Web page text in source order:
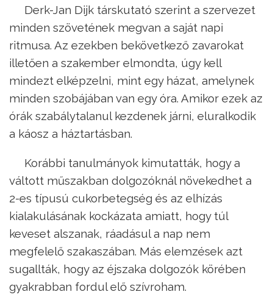
Derk-Jan Dijk társkutató szerint a szervezet
minden szövetének megvan a saját napi
ritmusa. Az ezekben bekövetkező zavarokat
illetően a szakember elmondta, úgy kell
mindezt elképzelni, mint egy házat, amelynek
minden szobájában van egy óra. Amikor ezek az
órák szabálytalanul kezdenek járni, eluralkodik
a káosz a háztartásban.
Korábbi tanulmányok kimutatták, hogy a
váltott műszakban dolgozóknál növekedhet a
2-es típusú cukorbetegség és az elhízás
kialakulásának kockázata amiatt, hogy túl
keveset alszanak, ráadásul a nap nem
megfelelő szakaszában. Más elemzések azt
sugallták, hogy az éjszaka dolgozók körében
gyakrabban fordul elő szívroham.